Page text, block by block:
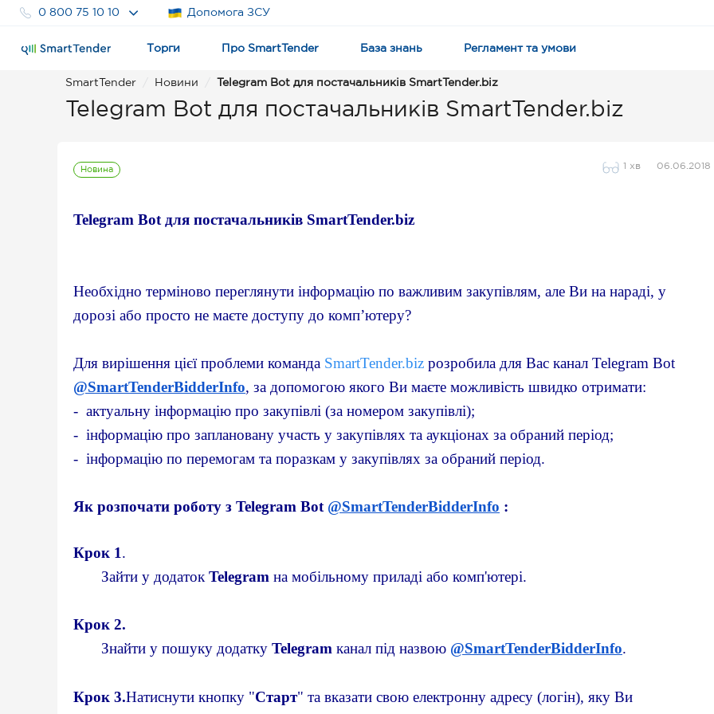
0 800 75 10 10 Допомога ЗСУ
Торги Про SmartTender База знань Регламент та умови
SmartTender Новини Telegram Bot для постачальників SmartTender.biz
Telegram Bot для постачальників SmartTender.biz
Новина 1 хв 06.06.2018
Telegram Bot для постачальників SmartTender.biz
Необхідно терміново переглянути інформацію по важливим закупівлям, але Ви на нараді, у
дорозі або просто не маєте доступу до комп’ютеру?
Для вирішення цієї проблеми команда SmartTender.biz
@SmartTenderBidderInfo, за допомогою якого Ви маєте можливість швидко отримати:
-  актуальну інформацію про закупівлі (за номером закупівлі);
-  інформацію про заплановану участь у закупівлях та аукціонах за обраний період;
-  інформацію по перемогам та поразкам у закупівлях за обраний період.
Як розпочати роботу з Telegram Bot @SmartTenderBidderInfo :
Крок 1.
Зайти у додаток Telegram на мобільному приладі або комп'ютері.
Крок 2.
Знайти у пошуку додатку Telegram канал під назвою @SmartTenderBidderInfo.
Крок 3.Натиснути кнопку "Старт" та вказати свою електронну адресу (логін), яку Ви